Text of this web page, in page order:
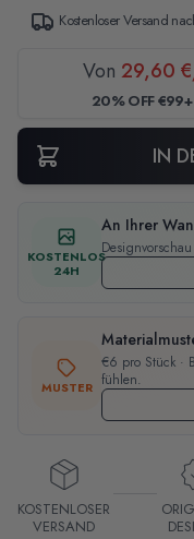
Kostenloser Versand
Von 29,60
20% OFF €99+
IN
KOSTENLOS
24H
An Ihrer
MUSTER
€6 pro Stück ·
fühlen.
KOSTENLOSER
VERSAND